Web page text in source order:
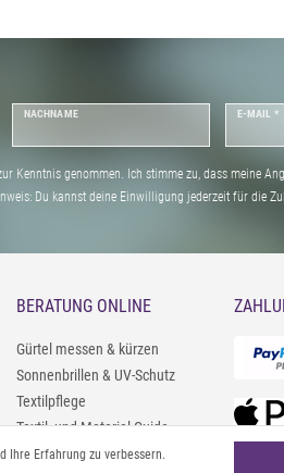
NACHNAME E-MAIL *
Kenntnis genommen. Ich stimme zu, dass meine
Du kannst deine Einwilligung jederzeit für die
BERATUNG ONLINE
Gürtel messen & kürzen
Sonnenbrillen & UV-Schutz
Textilpflege
Textil- und Material-Guide
Geldbörse richtig organisieren
Ihre Erfahrung zu verbessern.